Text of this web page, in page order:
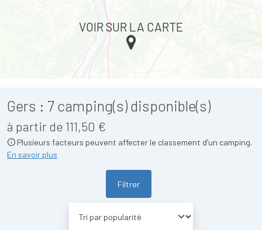
Gers : 7camping(s) disponible(s)
à partir de 111,50 €
Plusieurs facteurs peuvent affecter le classement d’un camping.
En savoir plus
Filtrer
VOIR SUR LA CARTE